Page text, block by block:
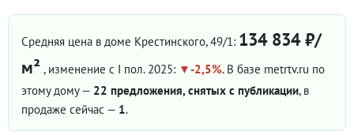
Средняя цена в доме Крестинского, 49/1: 134 834 ₽/
м² , изменение с I пол. 2025: -2,5%. В базе metrtv.ru по
этому дому — 22 предложения, снятых с публикации, в
продаже сейчас — 1.